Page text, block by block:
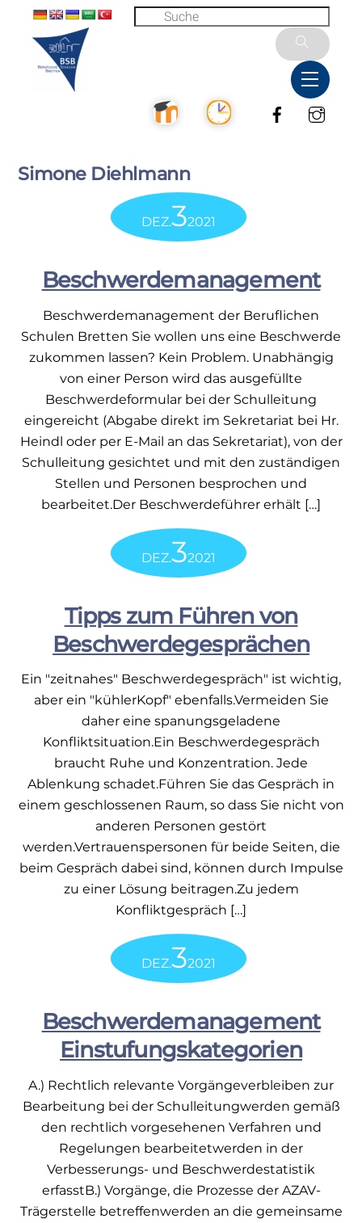
content
Menu
Facebook
Simone Diehlmann
DEZ.32021
Beschwerdemanagement
Beschwerdemanagement der Beruflichen
Schulen Bretten Sie wollen uns eine Beschwerde
zukommen lassen? Kein Problem. Unabhängig
von einer Person wird das ausgefüllte
Beschwerdeformular bei der Schulleitung
eingereicht (Abgabe direkt im Sekretariat bei Hr.
Heindl oder per E-Mail an das Sekretariat), von der
Schulleitung gesichtet und mit den zuständigen
Stellen und Personen besprochen und
bearbeitet.Der Beschwerdeführer erhält […]
DEZ.32021
Tipps zum Führen von
Beschwerdegesprächen
Ein "zeitnahes" Beschwerdegespräch" ist wichtig,
aber ein "kühlerKopf" ebenfalls.Vermeiden Sie
daher eine spanungsgeladene
Konfliktsituation.Ein Beschwerdegespräch
braucht Ruhe und Konzentration. Jede
Ablenkung schadet.Führen Sie das Gespräch in
einem geschlossenen Raum, so dass Sie nicht von
anderen Personen gestört
werden.Vertrauenspersonen für beide Seiten, die
beim Gespräch dabei sind, können durch Impulse
zu einer Lösung beitragen.Zu jedem
Konfliktgespräch […]
DEZ.32021
Beschwerdemanagement
Einstufungskategorien
A.) Rechtlich relevante Vorgängeverbleiben zur
Bearbeitung bei der Schulleitungwerden gemäß
den rechtlich vorgesehenen Verfahren und
Regelungen bearbeitetwerden in der
Verbesserungs- und Beschwerdestatistik
erfasstB.) Vorgänge, die Prozesse der AZAV-
Trägerstelle betreffenwerden an die gemeinsame